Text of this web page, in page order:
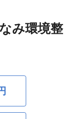
み環境整